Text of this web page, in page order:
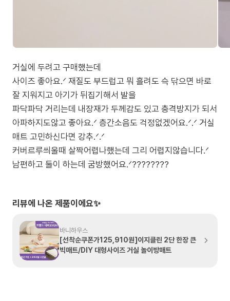
거실에 두려고 구매했는데
사이즈 좋아요.ᐟ 재질도 부드럽고 뭐 흘려도 슥 닦으면 바로
잘 지워지고 아기가 뒤집기해서 발을
파닥파닥 거리는데 내장재가 두께감도 있고 충격방지가 되서
아파하지도않고 좋아요.ᐟ 층간소음도 걱정없겠어요.ᐟ.ᐟ 거실
매트 고민하신다면 강추.ᐟ.ᐟ
커버르루씌울때 살짝어렵나했는데 그리 어렵지않습니다.ᐟ
남편하고 둘이 하는데 굼방했어요.ᐟ????????
리뷰에 나온 제품이에요✨
바니하우스
[선착순쿠폰가125,910원]이지클린 2단 한장 큰
빅매트/DIY 대형사이즈 거실 놀이방매트